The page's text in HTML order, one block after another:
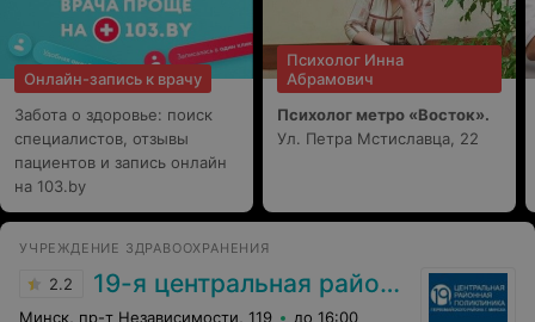
Онлайн-запись к врачу
Забота о здоровье: поиск
специалистов, отзывы
пациентов и запись онлайн
на 103.by
Психолог Инна
Абрамович
Психолог метро «Восток».
Ул. Петра Мстиславца, 22
УЧРЕЖДЕНИЕ ЗДРАВООХРАНЕНИЯ
2.2 19-я центральная районная поликлиника Первомайского района г. Минска
Минск, пр-т Независимости, 119 до 16:00